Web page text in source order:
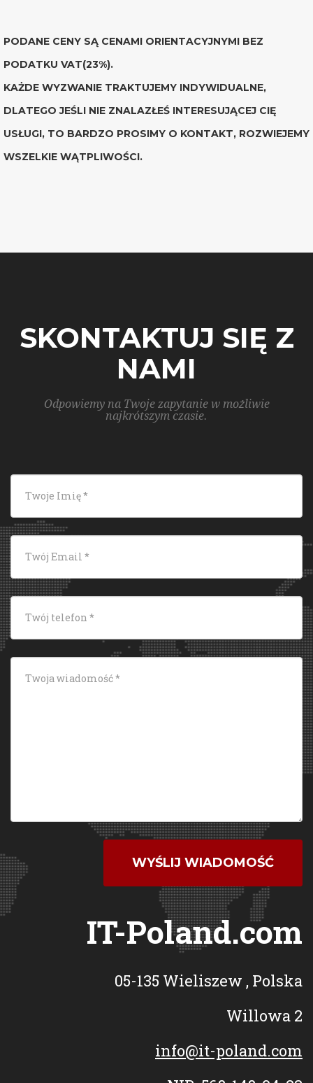
PODANE CENY SĄ CENAMI ORIENTACYJNYMI BEZ
PODATKU VAT(23%).
KAŻDE WYZWANIE TRAKTUJEMY INDYWIDUALNE,
DLATEGO JEŚLI NIE ZNALAZŁEŚ INTERESUJĄCEJ CIĘ
USŁUGI, TO BARDZO PROSIMY O KONTAKT, ROZWIEJEMY
WSZELKIE WĄTPLIWOŚCI.
SKONTAKTUJ SIĘ Z
NAMI
Odpowiemy na Twoje zapytanie w możliwie
najkrótszym czasie.
WYŚLIJ WIADOMOŚĆ
IT-Poland.com
05-135 Wieliszew , Polska
Willowa 2
info@it-poland.com